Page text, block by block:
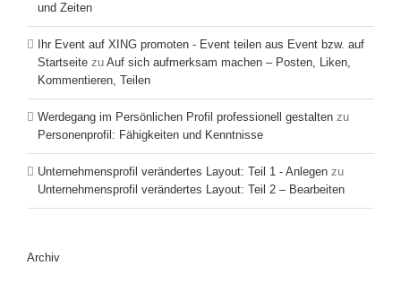
und Zeiten
Ihr Event auf XING promoten - Event teilen aus Event bzw. auf
Startseite zu Auf sich aufmerksam machen – Posten, Liken,
Kommentieren, Teilen
Werdegang im Persönlichen Profil professionell gestalten zu
Personenprofil: Fähigkeiten und Kenntnisse
Unternehmensprofil verändertes Layout: Teil 1 - Anlegen zu
Unternehmensprofil verändertes Layout: Teil 2 – Bearbeiten
Archiv